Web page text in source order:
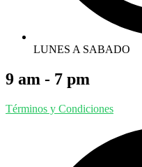
LUNES A SABADO
9 am - 7 pm
Términos y Condiciones